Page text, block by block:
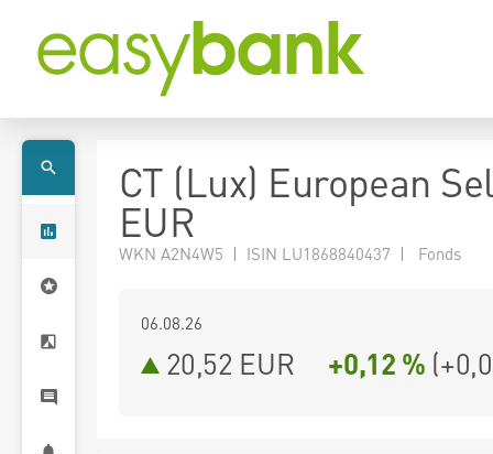
CT (Lux) European
EUR
WKN A2N4W5 | ISIN LU1868840437 | Fonds
06.08.26
20,52 EUR +0,12 % (